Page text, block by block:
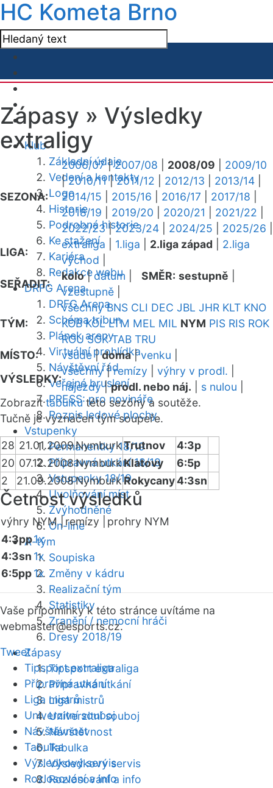
HC Kometa Brno
Klub
Základní údaje
Vedení a kontakty
Logo
Historie
Podrobná historie
Ke stažení
Kariéra
Redakce webu
DRFG Arena
DRFG Arena
Schéma tribun
Plánek areny
Virtuální prohlídka
Návštěvní řád
Veřejné bruslení
PRESS: pro novináře
Rozpis ledové plochy
Vstupenky
Permanentky 18/19
Přípravná utkání 18/19
Vstupenky 18/19
Uvolňování míst
Zvýhodněné
On-line
A-tým
Soupiska
Změny v kádru
Realizační tým
Statistiky
Zranění / nemocní hráči
Dresy 2018/19
Zápasy
Tipsport extraliga
Přípravná utkání
Liga mistrů
Univerzitní souboj
Návštěvnost
Tabulka
Výsledkový servis
Rozlosování a info
Zápasy » Výsledky
extraligy
SEZONA:
2006/07|2007/08 2008/09
2009/10
|2010/11|2011/12 2012/13 2013/14
2014/15
2015/16 2016/17 2017/18
2018/19
2019/20 2020/21 2021/22
2022/23|2023/24 2024/25 2025/26
LIGA:
extraliga 1.liga 2.liga západ
2.liga
východ
SEŘADIT:
kolo|datum SMĚR: sestupně
vzestupně
TÝM:
všechny BNS CLI DEC JBL JHR KLT KNO
KOB KOL LTM MEL MIL NYM PIS RIS ROK
ROU SOK TAB TRU
MÍSTO:
všude|doma|venku
VÝSLEDKY:
všechny|remízy výhry v prodl.
nájezdy|prodl. nebo náj. s nulou
Zobrazittabulkutéto sezóny a soutěže.
Tučně je vyznačen tým soupeře.
28 21.01.2009NymburkTrutnov
4:3p
20 07.12.2008NymburkKlatovy
6:5p
2
21.09.2008Nymburk Rokycany4:3sn
Četnost výsledků
výhry NYM | remízy |
prohry NYM
4:3pp1x
4:3sn 1x
6:5pp1x
Vaše připomínky k této stránce uvítáme na
webmaster@esports.cz.
Tweet
Tipsport extraliga
Přípravná utkání
Liga mistrů
Univerzitní souboj
Návštěvnost
Tabulka
Výsledkový servis
Rozlosování a info